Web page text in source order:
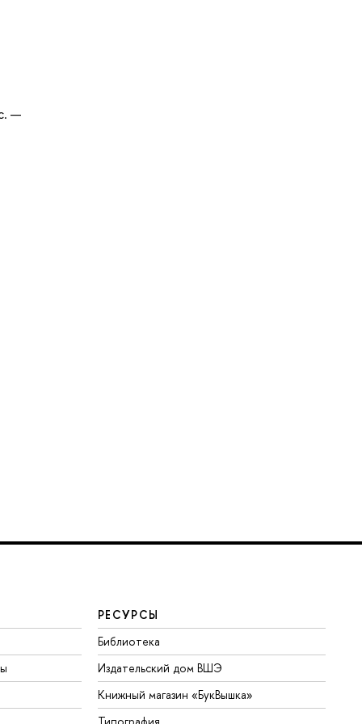
—
РЕСУРСЫ
Библиотека
Издательский дом ВШЭ
Книжный магазин «БукВышка»